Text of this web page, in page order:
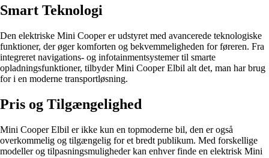
Smart Teknologi
Den elektriske Mini Cooper er udstyret med avancerede teknologiske
funktioner, der øger komforten og bekvemmeligheden for føreren. Fra
integreret navigations- og infotainmentsystemer til smarte
opladningsfunktioner, tilbyder Mini Cooper Elbil alt det, man har brug
for i en moderne transportløsning.
Pris og Tilgængelighed
Mini Cooper Elbil er ikke kun en topmoderne bil, den er også
overkommelig og tilgængelig for et bredt publikum. Med forskellige
modeller og tilpasningsmuligheder kan enhver finde en elektrisk Mini